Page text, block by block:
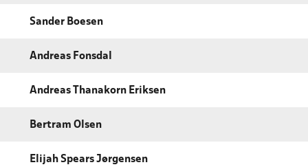
Sander Boesen
Andreas Fonsdal
Andreas Thanakorn Eriksen
Bertram Olsen
Elijah Spears Jørgensen